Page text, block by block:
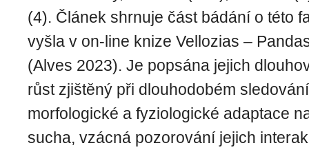
(4). Článek shrnuje část bádání o této
vyšla v on-line knize Vellozias –
(Alves 2023). Je popsána jejich
růst zjištěný při dlouhodobém
morfologické a fyziologické adaptace
sucha, vzácná pozorování jejich